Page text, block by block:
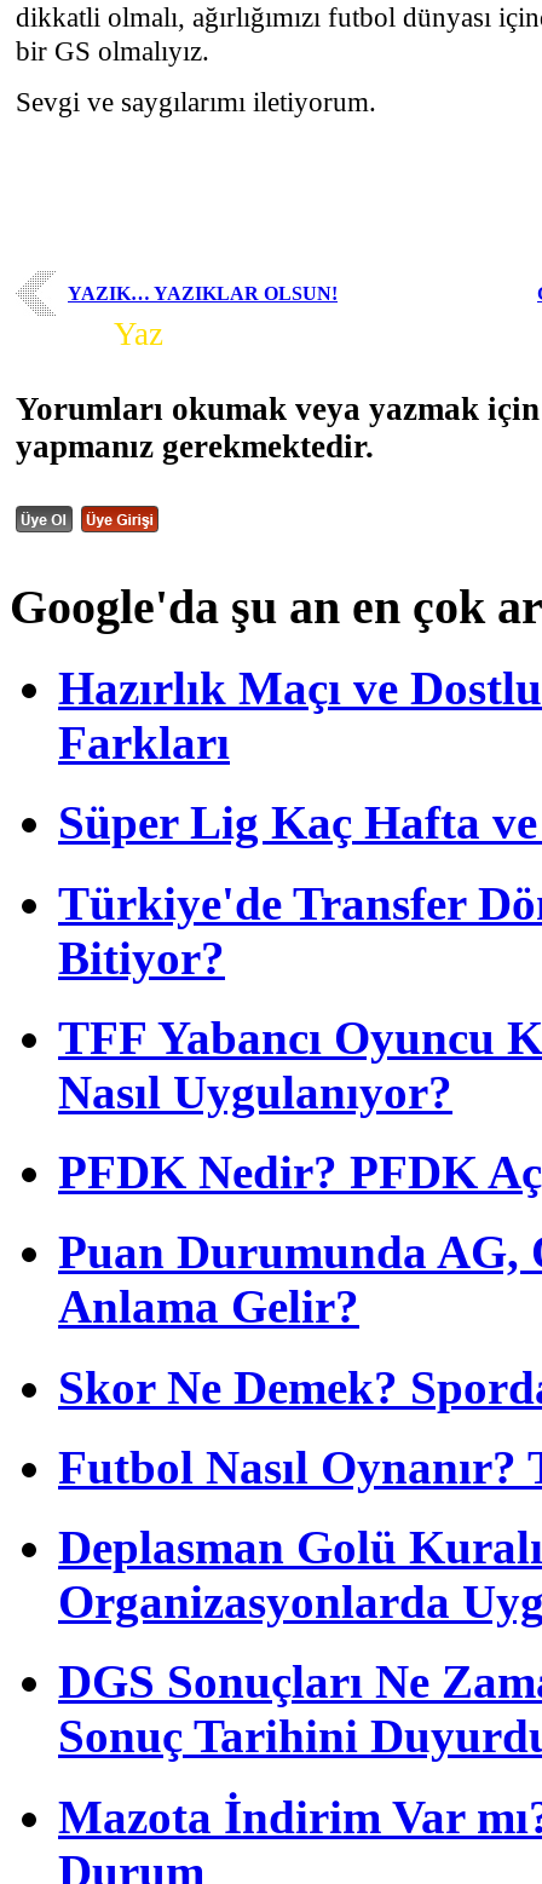
dikkatli olmalı, ağırlığımızı futbol dünyası
bir GS olmalıyız.
Sevgi ve saygılarımı iletiyorum.
YAZIK… YAZIKLAR OLSUN!
Yaz
Yorumları okumak veya yazmak
yapmanız gerekmektedir.
Google'da şu an en çok
Hazırlık Maçı ve
Farkları
Süper Lig Kaç Hafta
Türkiye'de Transfer
Bitiyor?
TFF Yabancı Oyuncu
Nasıl Uygulanıyor?
PFDK Nedir? PFDK
Puan Durumunda AG,
Anlama Gelir?
Skor Ne Demek?
Futbol Nasıl
Deplasman Golü
Organizasyonlarda
DGS Sonuçları Ne
Sonuç Tarihini
Mazota İndirim Var
Durum